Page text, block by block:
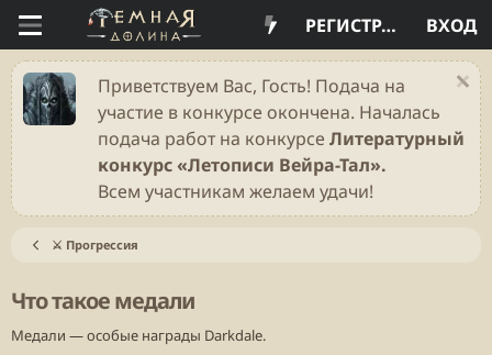
ВХОД
РЕГИСТРАЦИЯ
Приветствуем Вас, Гость! Подача на
участие в конкурсе окончена. Началась
подача работ на конкурсе Литературный
конкурс «Летописи Вейра-Тал».
Всем участникам желаем удачи!
⚔️ Прогрессия
Что такое медали
Медали — особые награды Darkdale.